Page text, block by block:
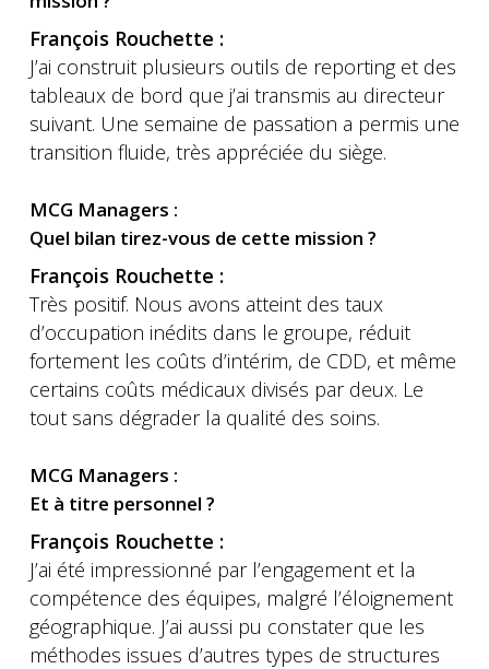
François Rouchette :
J’ai construit plusieurs outils de reporting et des
tableaux de bord que j’ai transmis au directeur
suivant. Une semaine de passation a permis une
transition fluide, très appréciée du siège.
MCG Managers :
Quel bilan tirez-vous de cette mission ?
François Rouchette :
Très positif. Nous avons atteint des taux
d’occupation inédits dans le groupe, réduit
fortement les coûts d’intérim, de CDD, et même
certains coûts médicaux divisés par deux. Le
tout sans dégrader la qualité des soins.
MCG Managers :
Et à titre personnel ?
François Rouchette :
J’ai été impressionné par l’engagement et la
compétence des équipes, malgré l’éloignement
géographique. J’ai aussi pu constater que les
méthodes issues d’autres types de structures